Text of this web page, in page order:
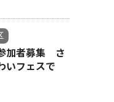
川
Ｅで、夏
加者募集 さ
いフェスで